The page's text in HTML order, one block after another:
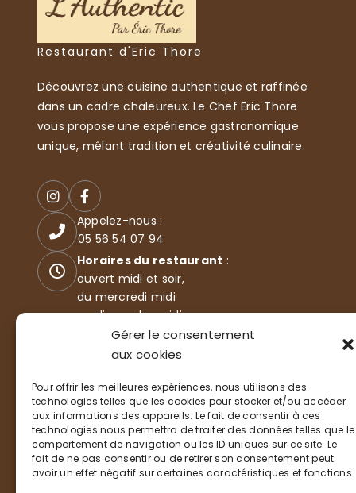
Gérer le consentement
aux cookies
Pour offrir les meilleures expériences, nous utilisons des
technologies telles que les cookies pour stocker et/ou accéder
aux informations des appareils. Le fait de consentir à ces
technologies nous permettra de traiter des données telles que le
comportement de navigation ou les ID uniques sur ce site. Le
fait de ne pas consentir ou de retirer son consentement peut
avoir un effet négatif sur certaines caractéristiques et fonctions.
Restaurant d'Eric Thore
Découvrez une cuisine authentique et raffinée
dans un cadre chaleureux. Le Chef Eric Thore
vous propose une expérience gastronomique
unique, mêlant tradition et créativité culinaire.
Appelez-nous :
05 56 54 07 94
Horaires du restaurant :
ouvert midi et soir,
du mercredi midi
au dimanche midi
35 Boulevard de l'océan
33115 LA TESTE-DE-BUCH